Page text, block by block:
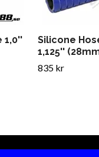
1,0''
Silicone
1,125''
835 kr